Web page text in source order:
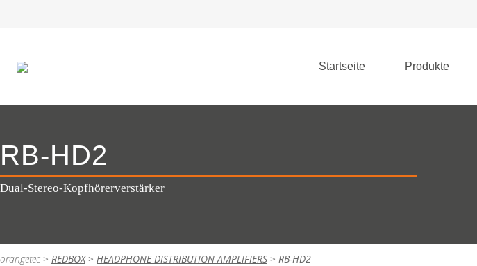
Startseite Produkte
RB-HD2
Dual-Stereo-Kopfhörerverstärker
orangetec > REDBOX> HEADPHONE DISTRIBUTION AMPLIFIERS > RB-HD2